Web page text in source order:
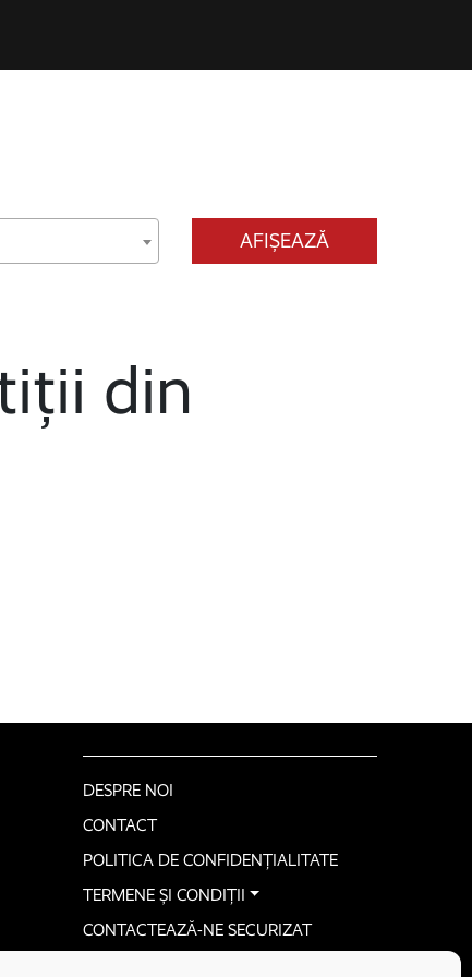
AFIȘEAZĂ
din
DESPRE NOI
CONTACT
POLITICA DE CONFIDENȚIALITATE
TERMENE ȘI CONDIȚII
CONTACTEAZĂ-NE SECURIZAT